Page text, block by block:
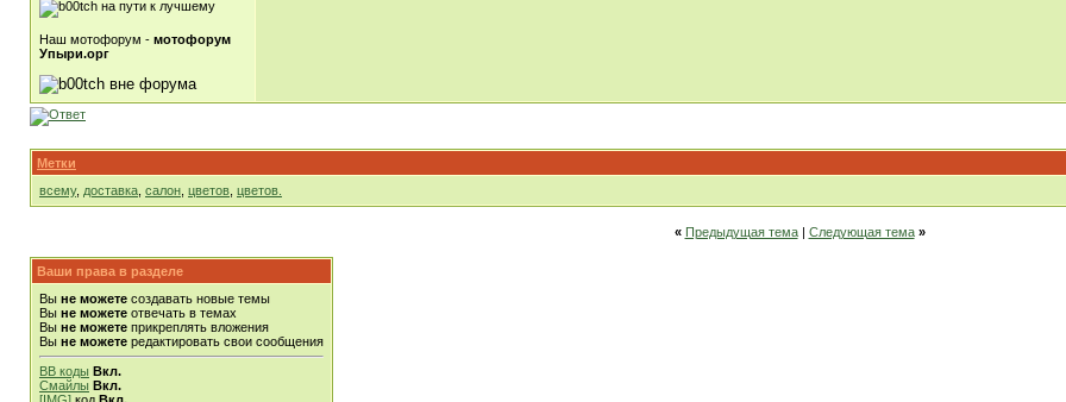
Наш мотофорум - мотофорум
Упыри.орг
Метки
всему, доставка салон цветов цветов.
« Предыдущая тема| Следующая тема »
Ваши права в разделе
Вы не можете создавать новые темы
Вы не можете отвечать в темах
Вы не можете прикреплять вложения
Вы не можете редактировать свои сообщения
BB коды Вкл.
Смайлы Вкл.